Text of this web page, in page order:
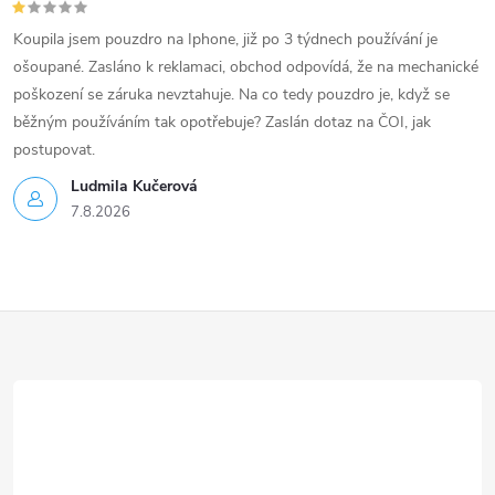
Ludmila Kučerová
7.8.2026
Koupila jsem pouzdro na Iphone, již po 3 týdnech používání je
ošoupané. Zasláno k reklamaci, obchod odpovídá, že na mechanické
poškození se záruka nevztahuje. Na co tedy pouzdro je, když se
běžným používáním tak opotřebuje? Zaslán dotaz na ČOI, jak
postupovat.